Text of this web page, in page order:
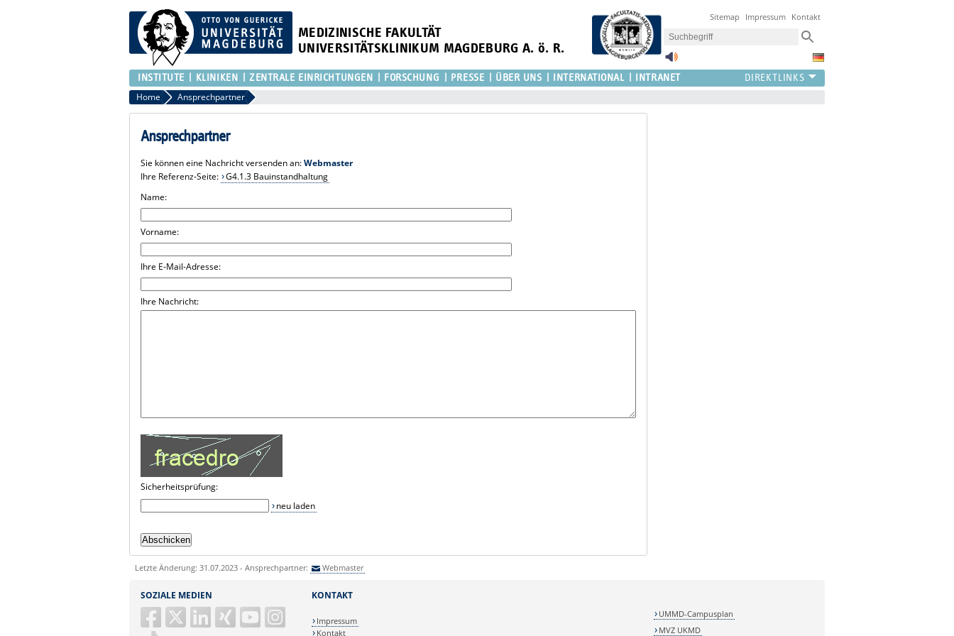
MEDIZINISCHE FAKULTÄT
UNIVERSITÄTSKLINIKUM MAGDEBURG A. ö. R.
Sitemap Impressum Kontakt
INSTITUTE KLINIKEN ZENTRALE EINRICHTUNGEN FORSCHUNG PRESSE ÜBER UNS INTERNATIONAL INTRANET
Home Ansprechpartner
Ansprechpartner
Sie können eine Nachricht versenden an:Webmaster
Ihre Referenz-Seite: G4.1.3 Bauinstandhaltung
Name:
Vorname:
Ihre E-Mail-Adresse:
Ihre Nachricht:
Sicherheitsprüfung:
neu laden
Letzte Änderung: 31.07.2023 - Ansprechpartner: Webmaster
SOZIALE MEDIEN KONTAKT
Impressum
Kontakt
UMMD-Campusplan
MVZ UKMD